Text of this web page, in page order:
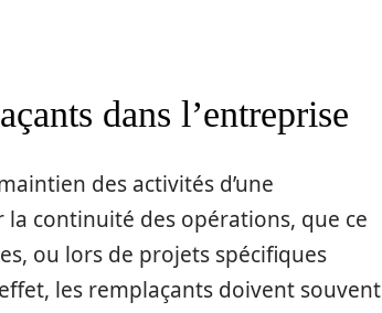
dans l’entreprise
des activités d’une
continuité des opérations, que ce
ou lors de projets spécifiques
les remplaçants doivent souvent